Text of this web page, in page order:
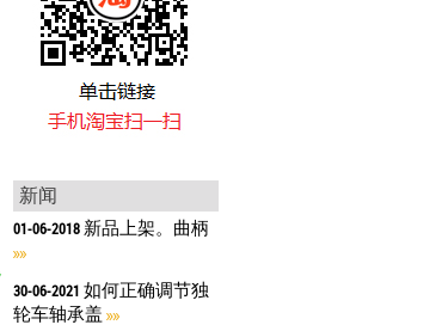
新闻
01-06-2018 新品上架。曲柄
30-06-2021 如何正确调节独
轮车轴承盖